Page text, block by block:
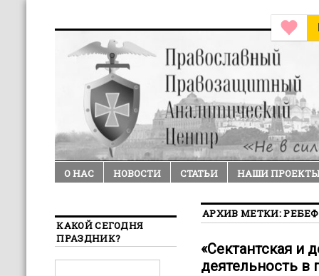
О НАС НОВОСТИ СТАТЬИ НАШИ
АРХИВ МЕТКИ:
«Сектантская и
деятельность в
КАКОЙ СЕГОДНЯ
ПРАЗДНИК?